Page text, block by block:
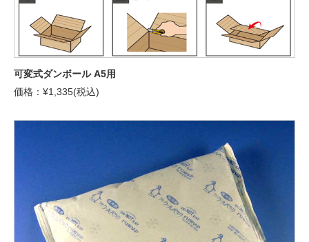
可変式ダンボール A5用
価格：¥1,335(税込)